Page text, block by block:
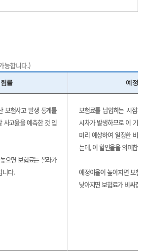
능합니다.)
률 예정
보험사고 발생 통계를
사고율을 예측한 것 입
으면 보험료는 올라가
니다.
보험료를 납입하는 시점
시차가 발생하므로 이 기
미리 예상하여 일정한 비
는데, 이 할인율을 의미합
예정이율이 높아지면 보
낮아지면 보험료가 비싸집